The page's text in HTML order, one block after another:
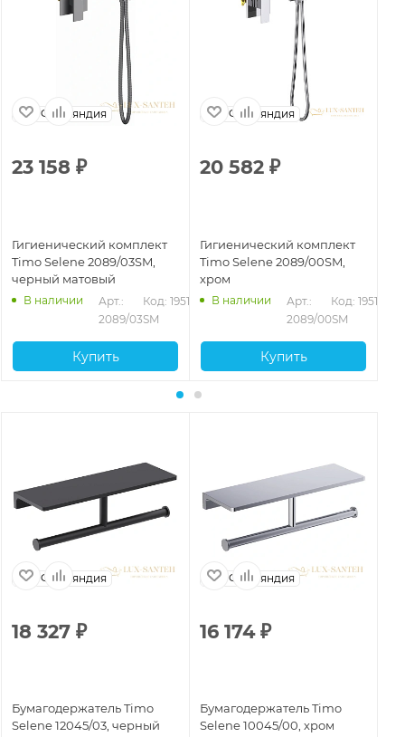
Финляндия
23 158 ₽
Гигиенический комплект
Timo Selene 2089/03SM,
черный матовый
В наличии
Арт.:
2089/03SM
Код: 19518
Купить
Финляндия
20 582 ₽
Гигиенический комплект
Timo Selene 2089/00SM,
хром
В наличии
Арт.:
2089/00SM
Код: 19517
Купить
Финляндия
18 327 ₽
Бумагодержатель Timo
Selene 12045/03, черный
Финляндия
16 174₽
Бумагодержатель Timo
Selene 10045/00, хром